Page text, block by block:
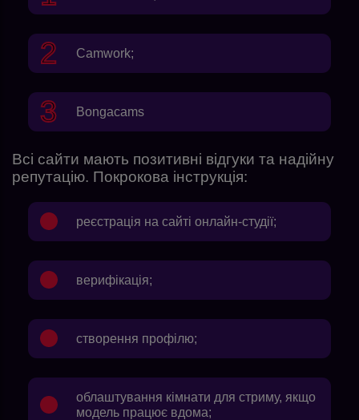
Camwork;
Bongacams
Всі сайти мають позитивні відгуки та надійну
репутацію. Покрокова інструкція:
реєстрація на сайті онлайн-студії;
верифікація;
створення профілю;
облаштування кімнати для стриму, якщо
модель працює вдома;